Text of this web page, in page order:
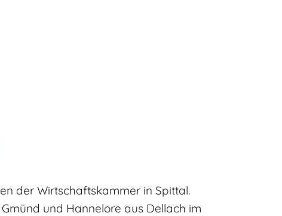
der Wirtschaftskammer in Spittal.
und Hannelore aus Dellach im